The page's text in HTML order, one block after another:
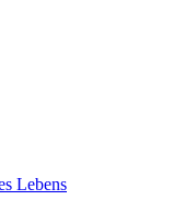
Lebens